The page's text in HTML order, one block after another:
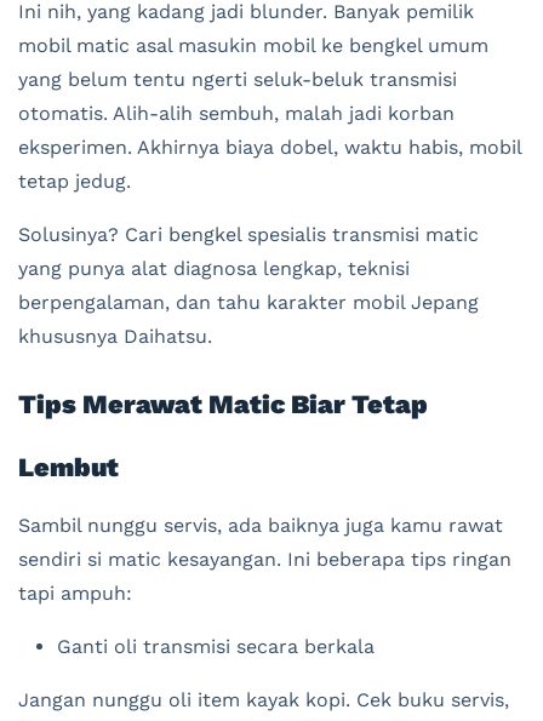
Ini nih, yang kadang jadi blunder. Banyak pemilik
mobil matic asal masukin mobil ke bengkel umum
yang belum tentu ngerti seluk-beluk transmisi
otomatis. Alih-alih sembuh, malah jadi korban
eksperimen. Akhirnya biaya dobel, waktu habis, mobil
tetap jedug.
Solusinya? Cari bengkel spesialis transmisi matic
yang punya alat diagnosa lengkap, teknisi
berpengalaman, dan tahu karakter mobil Jepang
khususnya Daihatsu.
Tips Merawat Matic Biar Tetap
Lembut
Sambil nunggu servis, ada baiknya juga kamu rawat
sendiri si matic kesayangan. Ini beberapa tips ringan
tapi ampuh:
Ganti oli transmisi secara berkala
Jangan nunggu oli item kayak kopi. Cek buku servis,